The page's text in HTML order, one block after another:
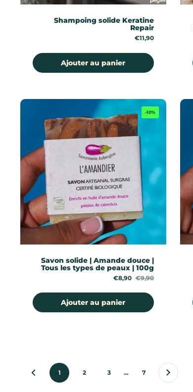
Shampoing solide Keratine
Repair
Prix:
€11,90
Ajouter au panier
Savon solide | Amande douce |
Tous les types de peaux | 100g
Prix de solde:
€8,90 Prix régulier:
€9,90
Ajouter au panier
-10%
page
1 page
2 page
3 page
… page
7 Suivant